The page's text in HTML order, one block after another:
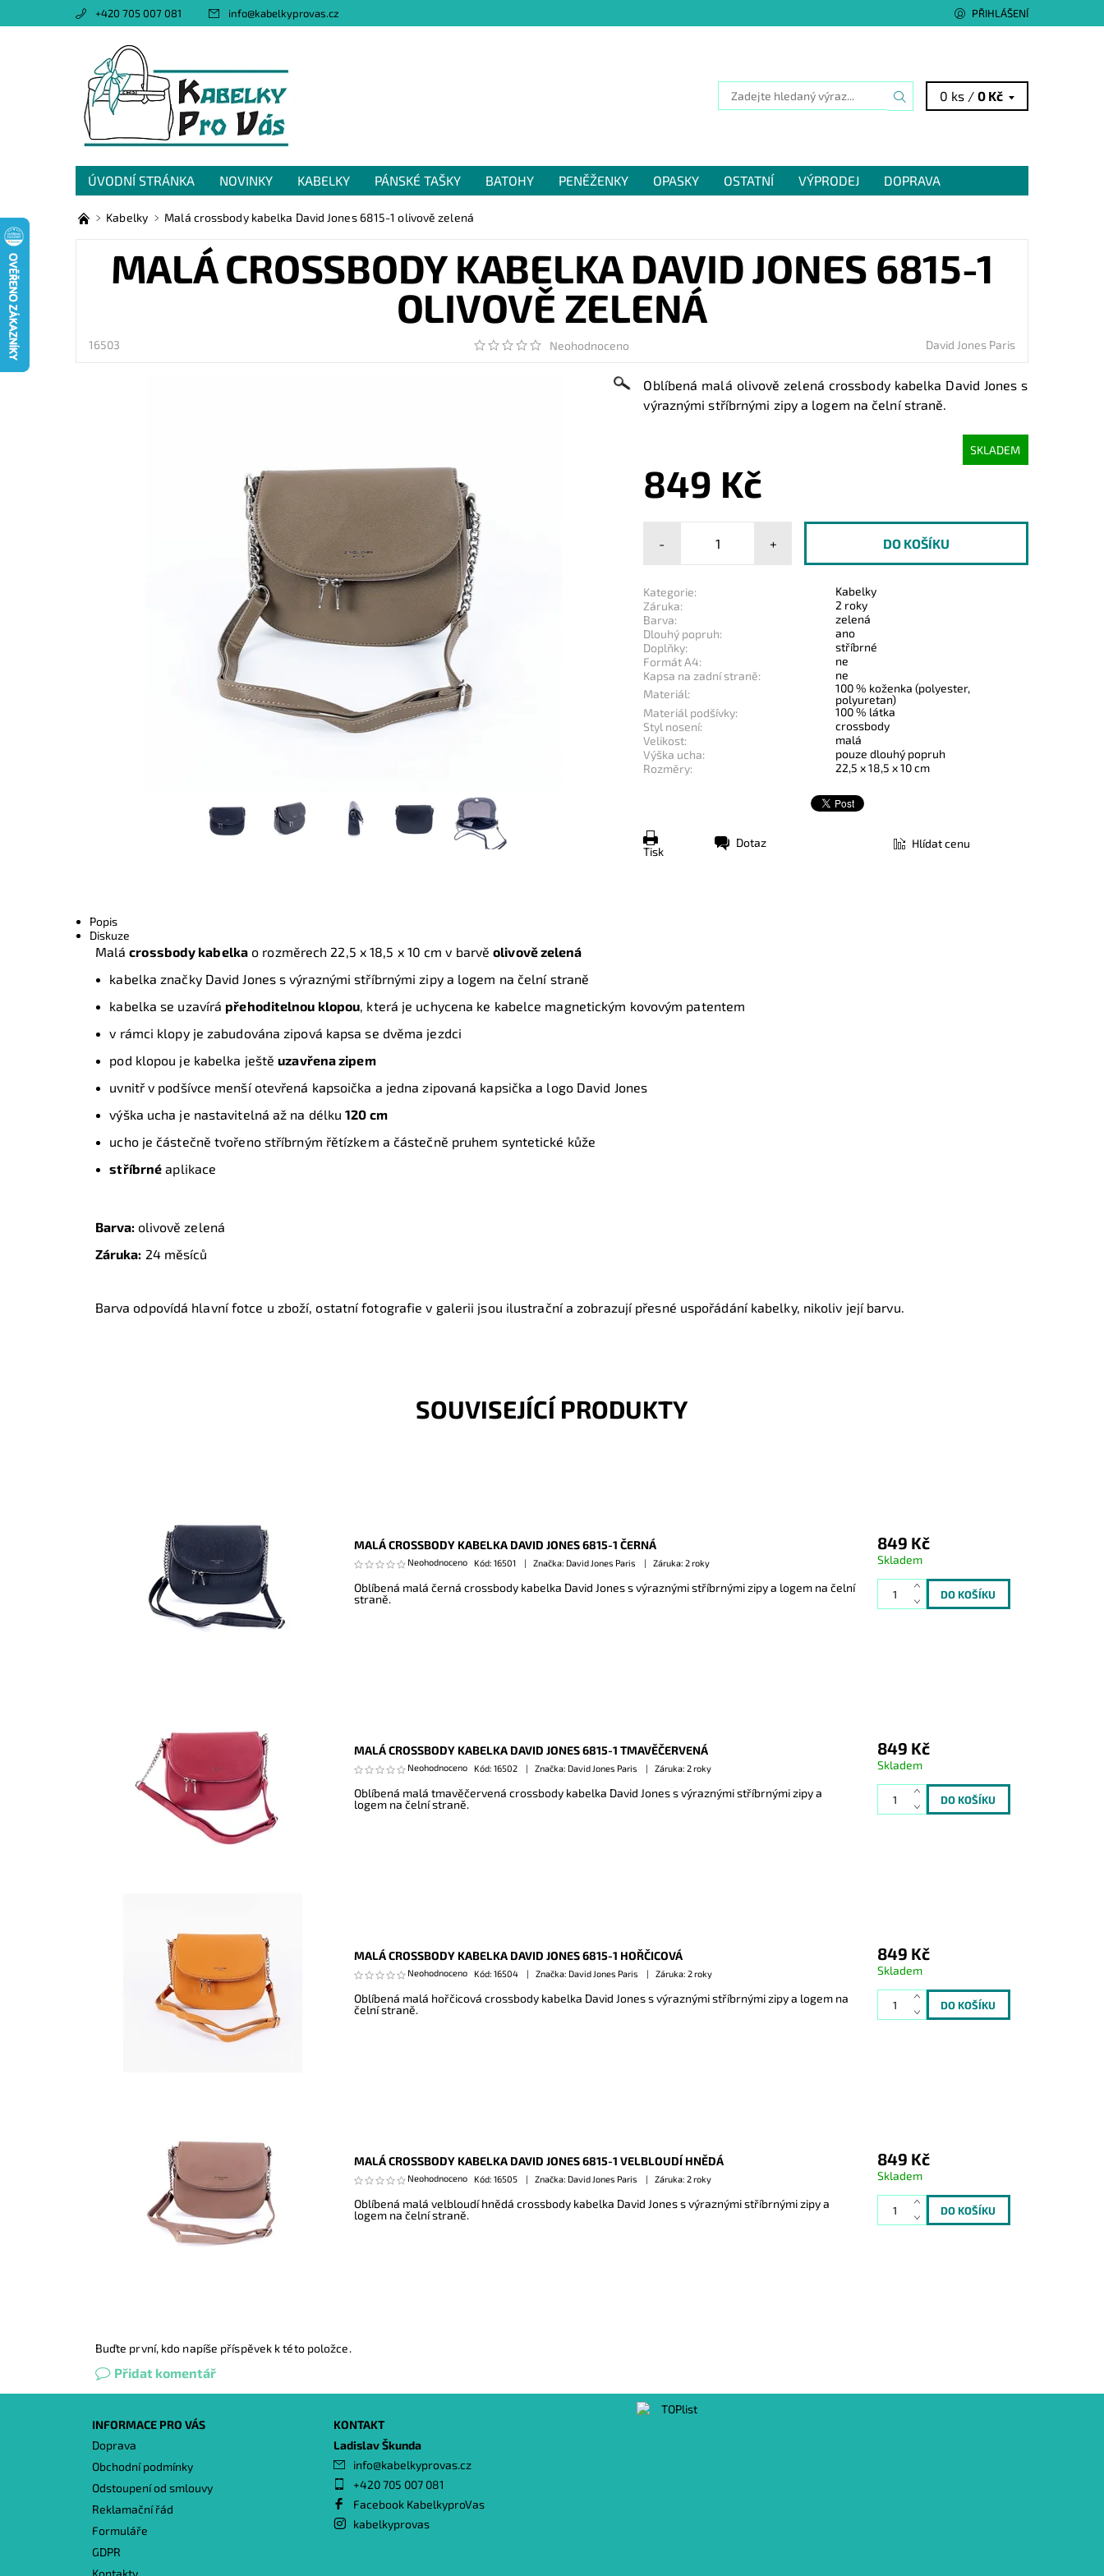
+420 705 007 081 info@kabelkyprovas.cz PŘIHLÁŠENÍ
0 ks /0 Kč
ÚVODNÍ STRÁNKA NOVINKY KABELKY PÁNSKÉ TAŠKY BATOHY PENĚŽENKY OPASKY OSTATNÍ VÝPRODEJ
DOPRAVA
OBCHODNÍ PODMÍNKY
GDPR NAPIŠTE NÁM
Kabelky Malá crossbody kabelka David Jones 6815-1 olivově zelená
MALÁ CROSSBODY KABELKA DAVID JONES 6815-1
OLIVOVĚ ZELENÁ
16503 Neohodnoceno David Jones Paris
Oblíbená malá olivově zelená crossbody kabelka David Jones s
výraznými stříbrnými zipy a logem na čelní straně.
SKLADEM
849 Kč
- +
Kategorie:
Kabelky
Záruka:
2 roky
Barva:
zelená
Dlouhý popruh:
ano
Doplňky:
stříbrné
Formát A4:
ne
Kapsa na zadní straně:
ne
Materiál:
100 % koženka (polyester,
polyuretan)
Materiál podšívky:
100 % látka
Styl nosení:
crossbody
Velikost:
malá
Výška ucha:
pouze dlouhý popruh
Rozměry:
22,5 x 18,5 x 10 cm
Tisk
Dotaz Hlídat cenu
Popis
Diskuze
Malácrossbody kabelka o rozměrech 22,5 x 18,5 x 10 cm v barvěolivově zelená
kabelka značky David Jones s výraznými stříbrnými zipy a logem na čelní straně
kabelka se uzavírá přehoditelnou klopou, která je uchycena ke kabelce magnetickým kovovým patentem
v rámci klopy je zabudována zipová kapsa se dvěma jezdci
pod klopou je kabelka ještěuzavřena zipem
uvnitř v podšívce menší otevřená kapsoička a jedna zipovaná kapsička a logo David Jones
výška ucha je nastavitelná až na délku120 cm
ucho je částečně tvořeno stříbrným řětízkem a částečně pruhem syntetické kůže
stříbrné aplikace
Barva: olivově zelená
Záruka: 24 měsíců
Barva odpovídá hlavní fotce u zboží, ostatní fotografie v galerii jsou ilustrační a zobrazují přesné uspořádání kabelky, nikoliv její barvu.
SOUVISEJÍCÍ PRODUKTY
MALÁ CROSSBODY KABELKA DAVID JONES 6815-1 ČERNÁ
Neohodnoceno Kód: 16501 Značka: David Jones Paris Záruka: 2 roky
Oblíbená malá černá crossbody kabelka David Jones s výraznými stříbrnými zipy a logem na čelní
straně.
849 Kč
Skladem
MALÁ CROSSBODY KABELKA DAVID JONES 6815-1 TMAVĚČERVENÁ
Neohodnoceno Kód: 16502 Značka: David Jones Paris Záruka: 2 roky
Oblíbená malá tmavěčervená crossbody kabelka David Jones s výraznými stříbrnými zipy a
logem na čelní straně.
849 Kč
Skladem
MALÁ CROSSBODY KABELKA DAVID JONES 6815-1 HOŘČICOVÁ
Neohodnoceno Kód: 16504 Značka: David Jones Paris Záruka: 2 roky
Oblíbená malá hořčicová crossbody kabelka David Jones s výraznými stříbrnými zipy a logem na
čelní straně.
849 Kč
Skladem
MALÁ CROSSBODY KABELKA DAVID JONES 6815-1 VELBLOUDÍ HNĚDÁ
Neohodnoceno Kód: 16505 Značka: David Jones Paris Záruka: 2 roky
Oblíbená malá velbloudí hnědá crossbody kabelka David Jones s výraznými stříbrnými zipy a
logem na čelní straně.
849 Kč
Skladem
Buďte první, kdo napíše příspěvek k této položce.
Přidat komentář
INFORMACE PRO VÁS
Doprava
Obchodní podmínky
Odstoupení od smlouvy
Reklamační řád
Formuláře
GDPR
Kontakty
KONTAKT
Ladislav Škunda
info@kabelkyprovas.cz
+420 705 007 081
Facebook KabelkyproVas
kabelkyprovas